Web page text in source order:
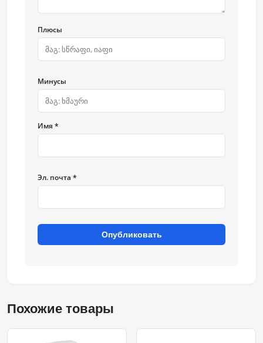
Плюсы
Минусы
Имя *
Эл. почта *
Опубликовать
Похожие товары